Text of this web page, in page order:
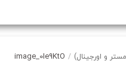
/
image_0Ie9KtO